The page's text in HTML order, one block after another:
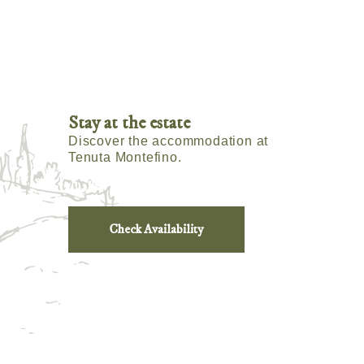
Stay at the estate
Discover the accommodation at
Tenuta Montefino.
Check Availability